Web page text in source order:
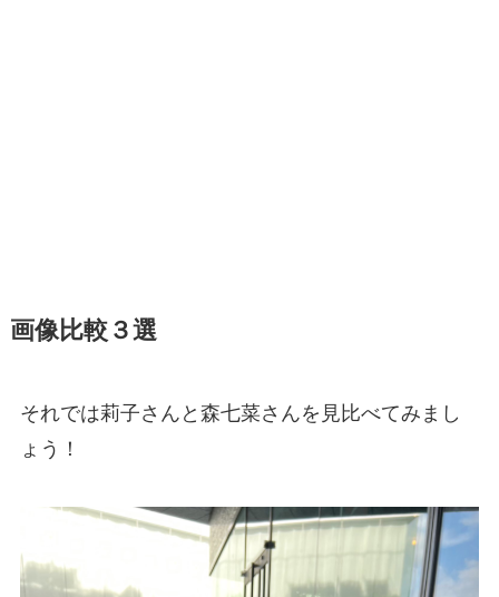
画像比較３選
それでは莉子さんと森七菜さんを見比べてみまし
ょう！